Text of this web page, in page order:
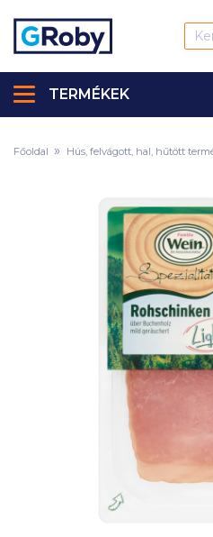
TERMÉKEK
Főoldal Hús, felvágott, hal, hűtött